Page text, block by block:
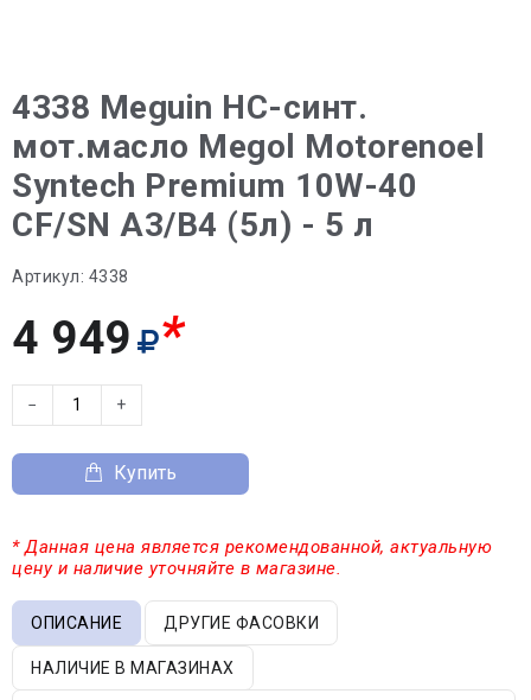
4338 Meguin НС-синт.
мот.масло Megol Motorenoel
Syntech Premium 10W-40
CF/SN A3/B4 (5л) - 5 л
Артикул: 4338
4 949 *
− +
Купить
* Данная цена является рекомендованной, актуальную
цену и наличие уточняйте в магазине.
ОПИСАНИЕ ДРУГИЕ ФАСОВКИ
НАЛИЧИЕ В МАГАЗИНАХ